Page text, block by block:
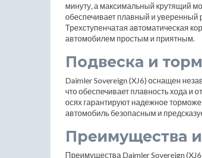
минуту, а максимальный крутящий
обеспечивает плавный и уверенный
Трехступенчатая автоматическая
автомобилем простым и приятным.
Подвеска и
Daimler Sovereign (XJ6) оснащен
что обеспечивает плавность хода и
осях гарантируют надежное
автомобиль безопасным и
Преимущества
Преимущества Daimler Sovereign